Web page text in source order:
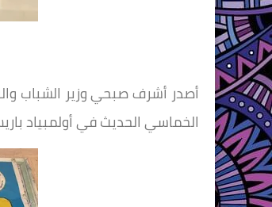
أصدر أشرف صبحي وزير الشباب
الخماسي الحديث في أولمبياد باريس 2024 على مركز شباب قرية مشال مركز بسيون بمحافظة